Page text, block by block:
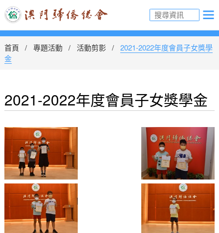
首頁 專題活動 活動剪影
2021-2022年度會員子女獎學
金
2021-2022年度會員子女獎學金